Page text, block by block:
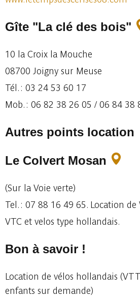
Gîte "La clé des bois"
10 la Croix la Mouche
08700 Joigny sur Meuse
Tél. : 03 24 53 60 17
Mob. : 06 82 38 26 05 / 06 84 38
Autres points location
Le Colvert Mosan
(Sur la Voie verte)
Tel. : 07 88 16 49 65. Location de
VTC et velos type hollandais.
Bon à savoir !
Location de vélos hollandais
enfants sur demande)